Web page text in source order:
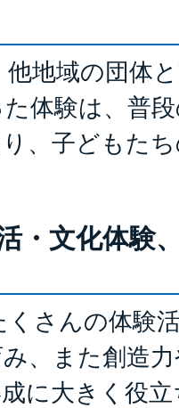
地域の団体
体験は、普
、子どもた
・文化体験
くさんの体験
、また創造
に大きく役